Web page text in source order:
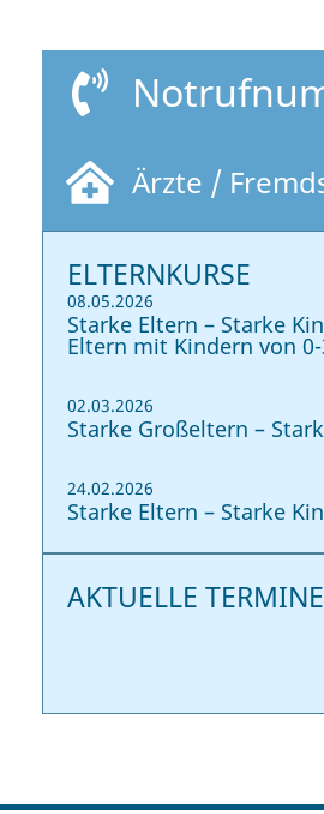
Ärzte /
ELTERNKURSE
08.05.2026
Starke Eltern – Starke
Eltern mit Kindern von 0-
02.03.2026
Starke Großeltern –
24.02.2026
Starke Eltern – Starke
AKTUELLE TERMINE